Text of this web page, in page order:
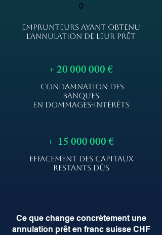
0
EMPRUNTEURS AYANT OBTENU
L'ANNULATION DE LEUR PRÊT
+20 000 000€
CONDAMNATION DES
BANQUES
EN DOMMAGES-INTÉRÊTS
+ 15 000 000€
EFFACEMENT DES CAPITAUX
RESTANTS DÛS
Ce que change concrètement une
annulation prêt en franc suisse CHF